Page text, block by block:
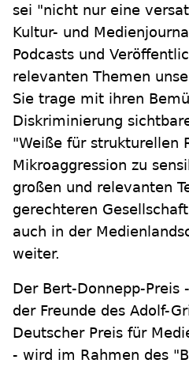
sei "nicht nur eine
Kultur- und
Podcasts und
relevanten Themen
Sie trage mit ihren
Diskriminierung
"Weiße für strukturellen
Mikroaggression zu
großen und relevanten
gerechteren
auch in der
weiter.
Der Bert-Donnepp-Preis
der Freunde des Adolf-
Deutscher Preis für
- wird im Rahmen des